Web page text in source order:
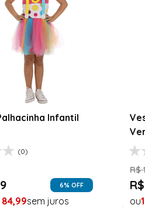
Bominable Luxo
(8)
75% OFF
,99
R$
R$
1